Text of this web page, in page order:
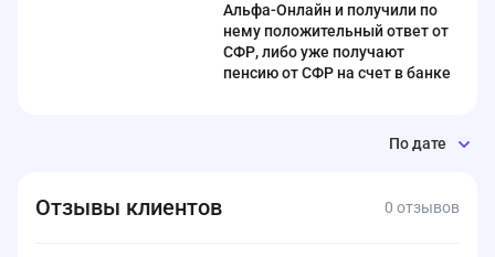
Альфа-Онлайн и получили по
нему положительный ответ от
СФР, либо уже получают
пенсию от СФР на счет в банке
По дате
Отзывы клиентов 0 отзывов